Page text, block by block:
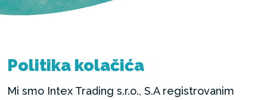
Politika kolačića
Mi smo Intex Trading s.r.o., S.A registrovanim